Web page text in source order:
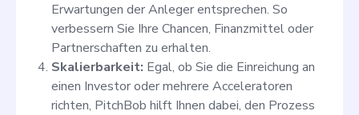
Erwartungen der Anleger entsprechen. So
verbessern Sie Ihre Chancen, Finanzmittel oder
Partnerschaften zu erhalten.
Skalierbarkeit: Egal, ob Sie die Einreichung an
einen Investor oder mehrere Acceleratoren
richten, PitchBob hilft Ihnen dabei, den Prozess